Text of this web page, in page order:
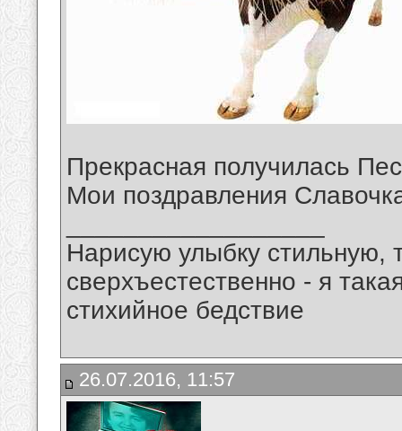
Прекрасная получилась
Мои поздравления
Нарисую улыбку стильную,
сверхъестественно - я
стихийное бедствие
26.07.2016, 11:57